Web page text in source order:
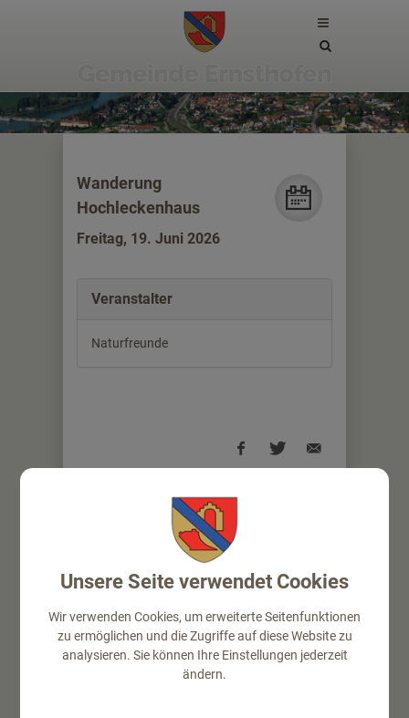
Site
Wanderung
Hochleckenhaus
Freitag, 19. Juni 2026
Veranstalter
Naturfreunde
Unsere Seite verwendet Cookies
Wir verwenden Cookies, um erweiterte Seitenfunktionen
zu ermöglichen und die Zugriffe auf diese Website zu
analysieren. Sie können Ihre Einstellungen jederzeit
ändern.